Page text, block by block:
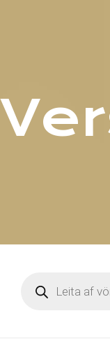
search